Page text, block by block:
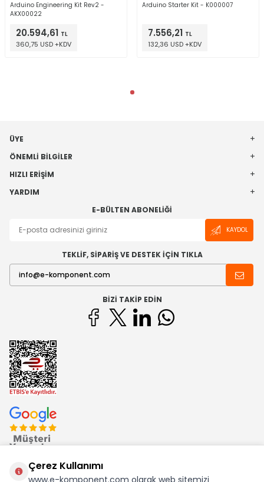
Arduino Engineering Kit Rev2 -
AKX00022
20.594,61 TL
360,75 USD +KDV
Arduino Starter Kit - K000007
7.556,21 TL
132,36 USD +KDV
ÜYE
ÖNEMLI BILGILER
HIZLI ERIŞIM
YARDIM
E-BÜLTEN ABONELIĞI
KAYDOL
TEKLİF, SİPARİŞ VE DESTEK İÇİN TIKLA
BIZI TAKIP EDIN
Çerez Kullanımı
www.e-komponent.com olarak web sitemizi